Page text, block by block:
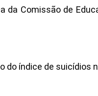
da Comissão de
índice de suicídios